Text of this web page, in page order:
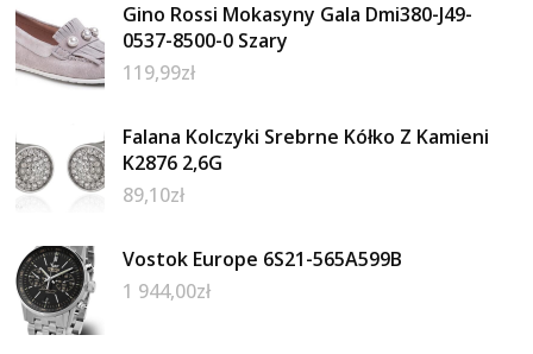
Gino Rossi Mokasyny Gala Dmi380-J49-
0537-8500-0 Szary
119,99zł
Falana Kolczyki Srebrne Kółko Z Kamieni
K2876 2,6G
89,10zł
Vostok Europe 6S21-565A599B
1 944,00zł